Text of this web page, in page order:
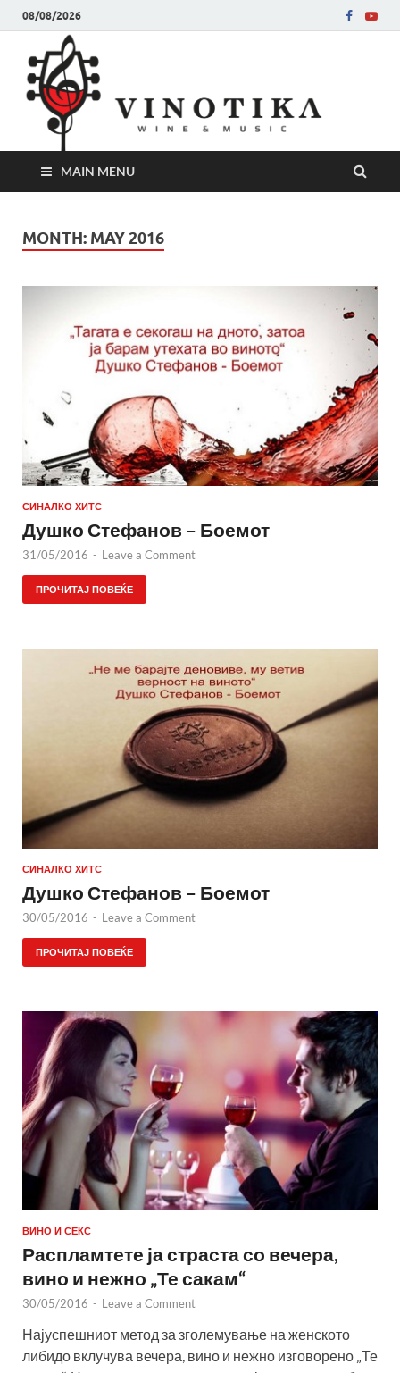
08/08/2026
MAIN MENU
MONTH: MAY 2016
СИНАЛКО ХИТС
Душко Стефанов – Боемот
31/05/2016 - Leave a Comment
ПРОЧИТАЈ ПОВЕЌЕ
СИНАЛКО ХИТС
Душко Стефанов – Боемот
30/05/2016 - Leave a Comment
ПРОЧИТАЈ ПОВЕЌЕ
ВИНО И СЕКС
Распламтете ја страста со вечера,
вино и нежно „Те сакам“
30/05/2016 - Leave a Comment
Најуспешниот метод за зголемување на женското
либидо вклучува вечера, вино и нежно изговорено „Те